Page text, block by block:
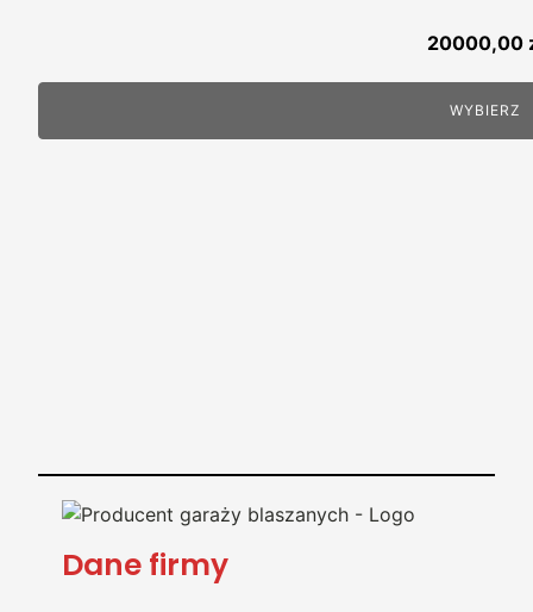
20000,00
WYBIERZ
Dane firmy